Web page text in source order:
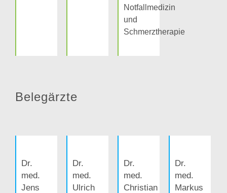
Notfallmedizin
und
Schmerztherapie
Belegärzte
Dr.
med.
Jens
Dr.
med.
Ulrich
Dr.
med.
Christian
Dr.
med.
Markus